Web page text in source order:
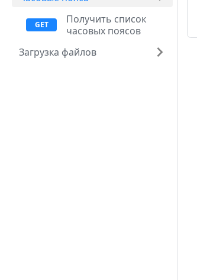
Получить список
часовых поясов
Загрузка файлов